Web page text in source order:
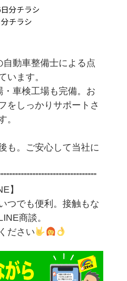
チラシ
動車整備士による点
います。
・車検工場も完備。お
をしっかりサポートさ
。
も。ご安心して当社に
】
つでも便利。接触もな
商談。
ださい